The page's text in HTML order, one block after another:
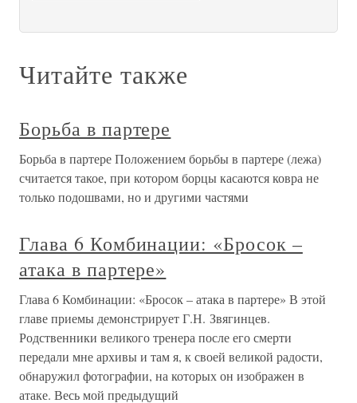
Читайте также
Борьба в партере
Борьба в партере Положением борьбы в партере (лежа)
считается такое, при котором борцы касаются ковра не
только подошвами, но и другими частями
Глава 6 Комбинации: «Бросок –
атака в партере»
Глава 6 Комбинации: «Бросок – атака в партере» В этой
главе приемы демонстрирует Г.Н. Звягинцев.
Родственники великого тренера после его смерти
передали мне архивы и там я, к своей великой радости,
обнаружил фотографии, на которых он изображен в
атаке. Весь мой предыдущий